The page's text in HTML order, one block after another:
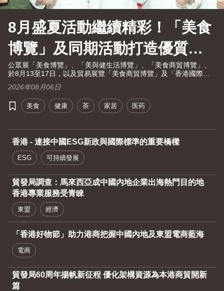
8月盛夏活動繼續精彩！「美食
博覽」及同期活動打造優質生
活大健康之旅！
公眾展「美食博覽」、「美與健生活博覽」、「美食商貿博覽」、
於8月13至17日，以及貿易展覽「美食商貿博覽」及「香港國際茶
面開放予業內人士及持票公眾進場。由現代化中醫藥國際協會聯同
香港貿發局及十大科研機構攜手舉辦的國際現代化中醫藥及健康產
品會議（中醫藥會議）亦於8月13至15日舉行。
2026年08月06日
美食 健康 茶 家居 医药
香港 - 連接中國ESG新政與國際標準的重要橋樑
ESG 可持續發展
貿發局調查：馬來西亞成中國内地企業出海熱門目的地
香港專業服務受青睞
東盟 經濟
「香港好物節」助力港商把握中國內地及東盟電商藍海
電商
貿發局60周年揚帆新征程 優化架構資源為本港商貿開新
篇